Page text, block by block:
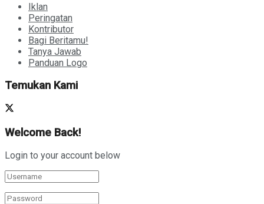
Iklan
Peringatan
Kontributor
Bagi Beritamu!
Tanya Jawab
Panduan Logo
Temukan Kami
Welcome Back!
Login to your account below